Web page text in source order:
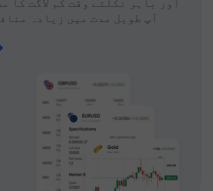
اور باہر نکلتے وقت کم لاگت کا
آپ طویل مدت میں زیادہ